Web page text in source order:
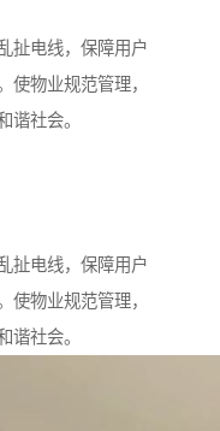
扯电线，保障用户
使物业规范管理，
谐社会。
扯电线，保障用户
使物业规范管理，
谐社会。